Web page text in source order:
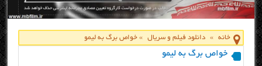
خانه » دانلود فیلم و سریال »خواص برگ به لیمو
خواص برگ به لیمو